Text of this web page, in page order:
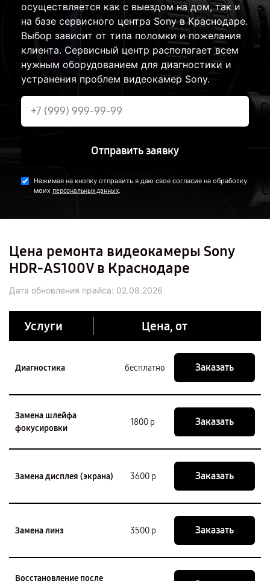
осуществляется как с выездом на дом, так и
на базе сервисного центра Sony в Краснодаре.
Выбор зависит от типа поломки и пожелания
клиента. Сервисный центр располагает всем
нужным оборудованием для диагностики и
устранения проблем видеокамер Sony.
Отправить заявку
Нажимая на кнопку отправить я даю свое согласие на обработку
моих персональных данных.
Цена ремонта видеокамеры Sony
HDR-AS100V в Краснодаре
Дата обновления прайса: 02.08.2026
Услуги Цена, от
Диагностика бесплатно Заказать
Замена шлейфа
фокусировки
1800 р Заказать
Замена дисплея (экрана) 3600 р Заказать
Замена линз 3500 р Заказать
Восстановление после